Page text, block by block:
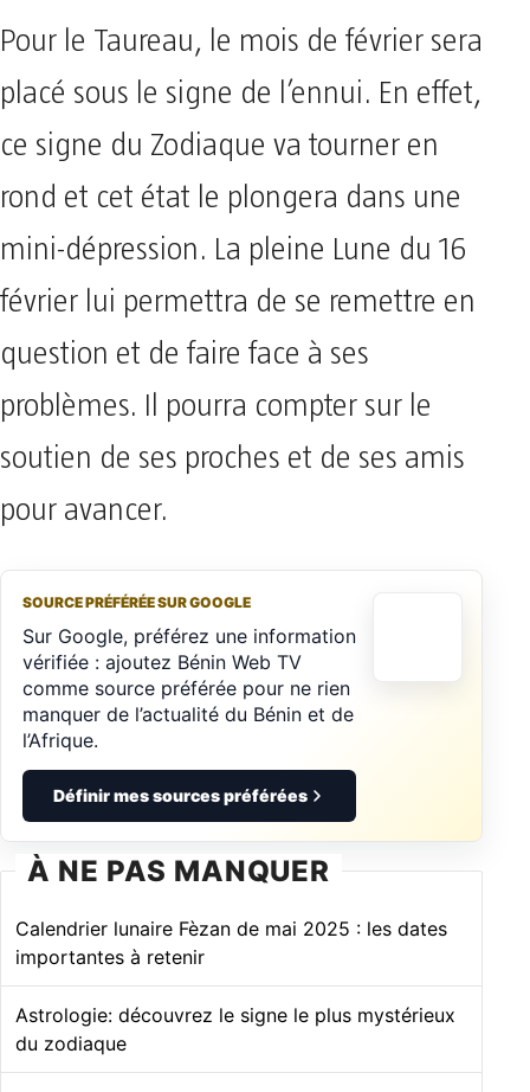
Pour le Taureau, le mois de février sera
placé sous le signe de l’ennui. En effet,
ce signe du Zodiaque va tourner en
rond et cet état le plongera dans une
mini-dépression. La pleine Lune du 16
février lui permettra de se remettre en
question et de faire face à ses
problèmes. Il pourra compter sur le
soutien de ses proches et de ses amis
pour avancer.
SOURCE PRÉFÉRÉE SUR GOOGLE
Sur Google, préférez une information
vérifiée : ajoutez Bénin Web TV
comme source préférée pour ne rien
manquer de l’actualité du Bénin et de
l’Afrique.
Définir mes sources préférées
À NE PAS MANQUER
Calendrier lunaire Fèzan de mai 2025 : les dates
importantes à retenir
Astrologie: découvrez le signe le plus mystérieux
du zodiaque